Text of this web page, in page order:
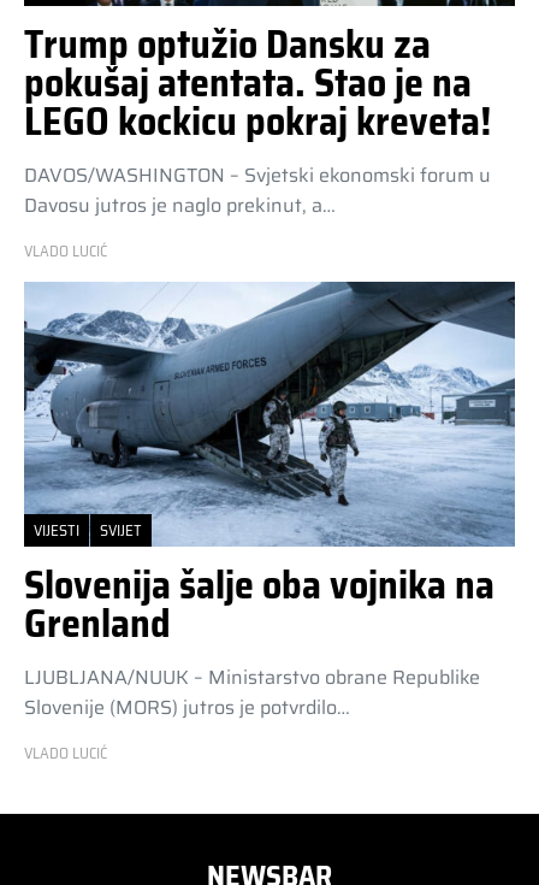
Trump optužio Dansku za
pokušaj atentata. Stao je na
LEGO kockicu pokraj kreveta!
DAVOS/WASHINGTON – Svjetski ekonomski forum u
Davosu jutros je naglo prekinut, a…
VLADO LUCIĆ
VIJESTI SVIJET
Slovenija šalje oba vojnika na
Grenland
LJUBLJANA/NUUK – Ministarstvo obrane Republike
Slovenije (MORS) jutros je potvrdilo…
VLADO LUCIĆ